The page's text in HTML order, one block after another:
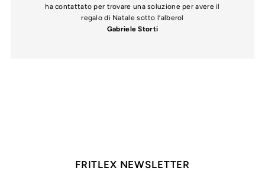
ha contattato per trovare una soluzione per avere il
regalo di Natale sotto l’alberol
Gabriele Storti
FRITLEX NEWSLETTER